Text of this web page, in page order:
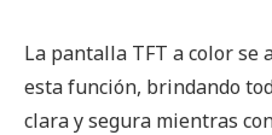
La pantalla TFT a color se
esta función, brindando
clara y segura mientras